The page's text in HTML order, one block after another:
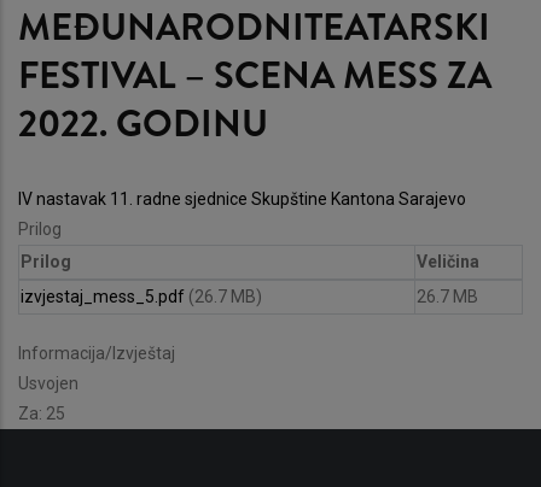
MEĐUNARODNITEATARSKI
FESTIVAL – SCENA MESS ZA
2022. GODINU
IV nastavak 11. radne sjednice Skupštine Kantona Sarajevo
Prilog
Prilog
Veličina
izvjestaj_mess_5.pdf (26.7 MB) 26.7 MB
Informacija/Izvještaj
Usvojen
Za: 25